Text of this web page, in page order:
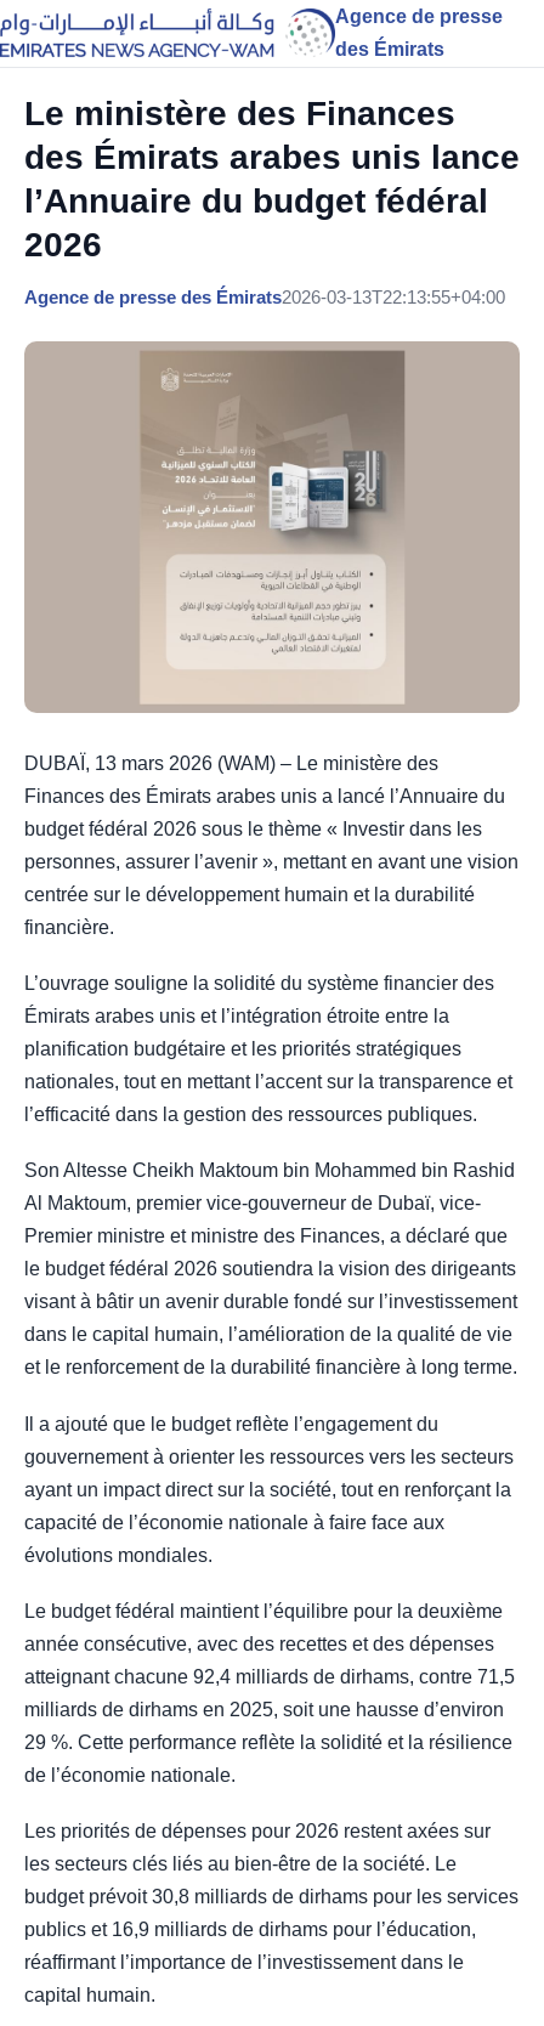
Agence de presse
des Émirats
Le ministère des Finances
des Émirats arabes unis lance
l’Annuaire du budget fédéral
2026
Agence de presse des Émirats2026-03-13T22:13:55+04:00
DUBAÏ, 13 mars 2026 (WAM) – Le ministère des
Finances des Émirats arabes unis a lancé l’Annuaire du
budget fédéral 2026 sous le thème « Investir dans les
personnes, assurer l’avenir », mettant en avant une vision
centrée sur le développement humain et la durabilité
financière.
L’ouvrage souligne la solidité du système financier des
Émirats arabes unis et l’intégration étroite entre la
planification budgétaire et les priorités stratégiques
nationales, tout en mettant l’accent sur la transparence et
l’efficacité dans la gestion des ressources publiques.
Son Altesse Cheikh Maktoum bin Mohammed bin Rashid
Al Maktoum, premier vice-gouverneur de Dubaï, vice-
Premier ministre et ministre des Finances, a déclaré que
le budget fédéral 2026 soutiendra la vision des dirigeants
visant à bâtir un avenir durable fondé sur l’investissement
dans le capital humain, l’amélioration de la qualité de vie
et le renforcement de la durabilité financière à long terme.
Il a ajouté que le budget reflète l’engagement du
gouvernement à orienter les ressources vers les secteurs
ayant un impact direct sur la société, tout en renforçant la
capacité de l’économie nationale à faire face aux
évolutions mondiales.
Le budget fédéral maintient l’équilibre pour la deuxième
année consécutive, avec des recettes et des dépenses
atteignant chacune 92,4 milliards de dirhams, contre 71,5
milliards de dirhams en 2025, soit une hausse d’environ
29 %. Cette performance reflète la solidité et la résilience
de l’économie nationale.
Les priorités de dépenses pour 2026 restent axées sur
les secteurs clés liés au bien-être de la société. Le
budget prévoit 30,8 milliards de dirhams pour les services
publics et 16,9 milliards de dirhams pour l’éducation,
réaffirmant l’importance de l’investissement dans le
capital humain.